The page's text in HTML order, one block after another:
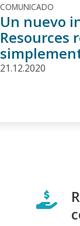
COMUNICADO
Un nuevo
Resources
21.12.2020